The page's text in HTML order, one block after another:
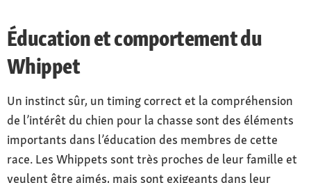
Éducation et comportement du
Whippet
Un instinct sûr, un timing correct et la compréhension
de l’intérêt du chien pour la chasse sont des éléments
importants dans l’éducation des membres de cette
race. Les Whippets sont très proches de leur famille et
veulent être aimés, mais sont exigeants dans leur